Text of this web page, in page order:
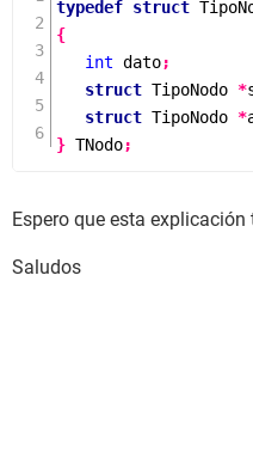
typedef struct
{
int dato;
struct TipoNodo *
struct TipoNodo *
} TNodo;
Espero que esta explicación
Saludos